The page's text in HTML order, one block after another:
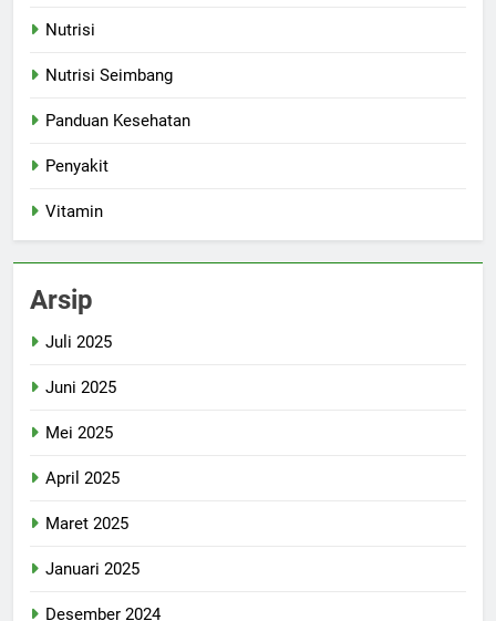
Nutrisi
Nutrisi Seimbang
Panduan Kesehatan
Penyakit
Vitamin
Arsip
Juli 2025
Juni 2025
Mei 2025
April 2025
Maret 2025
Januari 2025
Desember 2024